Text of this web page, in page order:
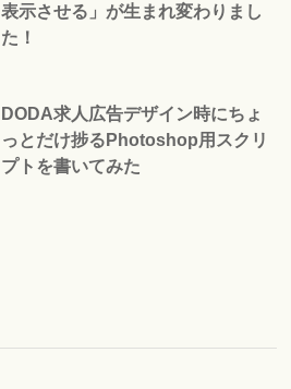
表示させる」が生まれ変わりまし
た！
DODA求人広告デザイン時にちょ
っとだけ捗るPhotoshop用スクリ
プトを書いてみた